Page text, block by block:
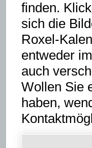
finden.
sich die
Roxel-
entweder
auch
Wollen Sie
haben,